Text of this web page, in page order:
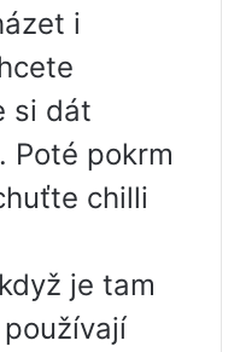
i
si dát
Poté pokrm
chilli
je tam